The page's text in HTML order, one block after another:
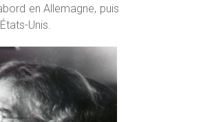
en Allemagne, puis
Unis.